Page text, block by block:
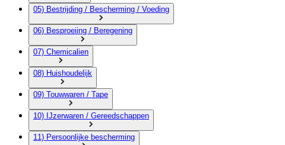
05) Bestrijding / Bescherming / Voeding
06) Besproeiing / Beregening
07) Chemicalien
08) Huishoudelijk
09) Touwwaren / Tape
10) IJzerwaren / Gereedschappen
11) Persoonlijke bescherming